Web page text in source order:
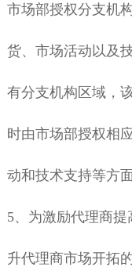
市场部授权分支机
货、市场活动以及
有分支机构区域，
时由市场部授权相
动和技术支持等方
5、为激励代理商
升代理商市场开拓